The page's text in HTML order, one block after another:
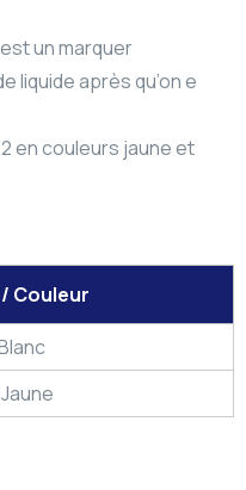
un marquer
liquide après qu’on e
en couleurs jaune et
Couleur